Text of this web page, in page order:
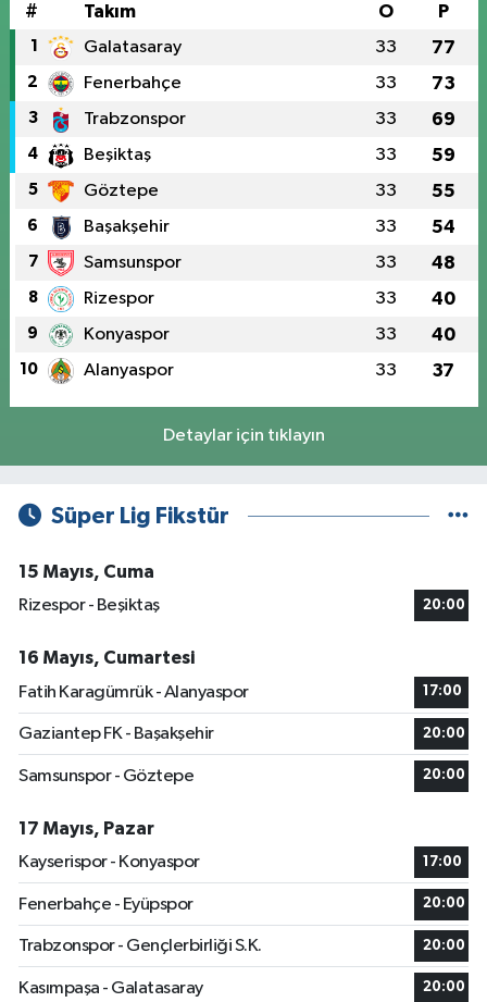
# Takım O P
1 Galatasaray 33 77
2 Fenerbahçe 33 73
3 Trabzonspor 33 69
4 Beşiktaş 33 59
5 Göztepe 33 55
6 Başakşehir 33 54
7 Samsunspor 33 48
8 Rizespor 33 40
9 Konyaspor 33 40
10 Alanyaspor 33 37
Detaylar için tıklayın
Süper Lig Fikstür
15 Mayıs, Cuma
Rizespor - Beşiktaş
20:00
16 Mayıs, Cumartesi
Fatih Karagümrük - Alanyaspor
17:00
Gaziantep FK - Başakşehir 20:00
Samsunspor - Göztepe 20:00
17 Mayıs, Pazar
Kayserispor - Konyaspor
17:00
Fenerbahçe - Eyüpspor 20:00
Trabzonspor - Gençlerbirliği S.K. 20:00
Kasımpaşa - Galatasaray 20:00